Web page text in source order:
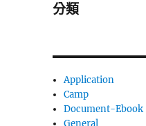
分類
Application
Camp
Document-Ebook
General